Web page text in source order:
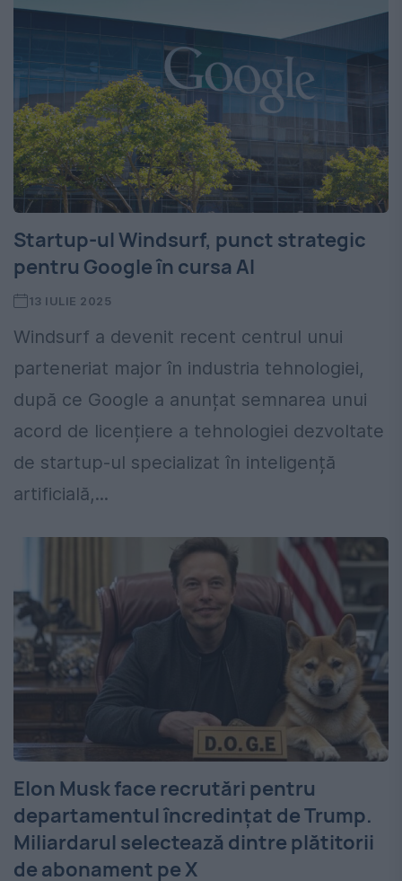
Startup-ul Windsurf, punct strategic
pentru Google în cursa AI
13 IULIE 2025
Windsurf a devenit recent centrul unui
parteneriat major în industria tehnologiei,
după ce Google a anunțat semnarea unui
acord de licențiere a tehnologiei dezvoltate
de startup-ul specializat în inteligență
artificială,...
Elon Musk face recrutări pentru
departamentul încredințat de Trump.
Miliardarul selectează dintre plătitorii
de abonament pe X